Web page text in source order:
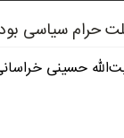
حرام سیاسی
حسینی